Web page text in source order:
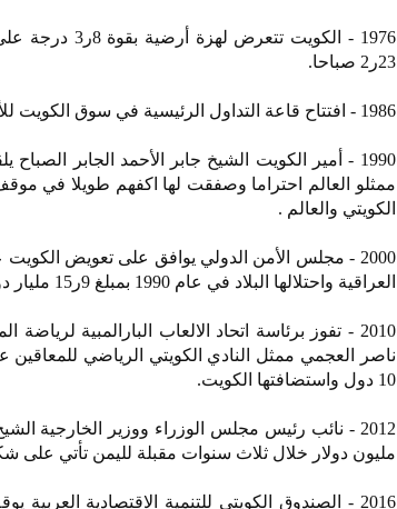
1976 -
23ر2 صباحا.
1986 - افتتاح قاعة التداول الرئيسية في سوق الكويت للأوراق المالية (البورصة).
1990 - أمير الكويت الشيخ جابر الأحمد الجابر
ممثلو العالم احتراما وصفقت لها اكفهم طويلا في
الكويتي والعالم .
2000 - مجلس الأمن الدولي يوافق على تعويض
العراقية واحتلالها البلاد في عام 1990 بمبلغ 9ر15 مليار دولار.
2010 - تفوز برئاسة اتحاد الالعاب البارالمبية
ناصر العجمي ممثل النادي الكويتي الرياضي
10 دول واستضافتها الكويت.
مليون دولار خلال ثلاث سنوات مقبلة لليمن تأتي على